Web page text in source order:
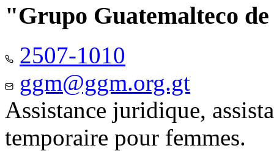
"Grupo Guatemalteco
2507-1010
ggm@ggm.org.gt
Assistance juridique,
temporaire pour femmes.